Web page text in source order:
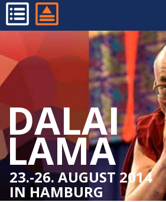
DALAI
LAMA
23.-26. AUGUST 2014
IN HAMBURG
PROGRAMM
ORGANISATORISCHES
VERANSTALTER
PRESSE
KONTAKT
FAQ
IMPRESSUM
DATENSCHUTZ